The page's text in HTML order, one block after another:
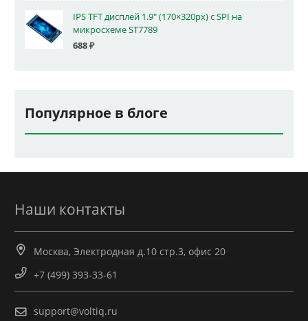
IPS TFT дисплей 1.9" (170×320px) с SPI на
микросхеме ST7789
688₽
Популярное в блоге
Наши контакты
Москва, Электродная д.10 стр.3, офис 20
+7 (499) 393-33-61
support@voltiq.ru